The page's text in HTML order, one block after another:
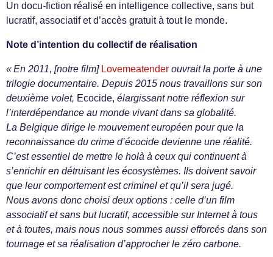
Un docu-fiction réalisé en intelligence collective, sans but
lucratif, associatif et d’accès gratuit à tout le monde.
Note d’intention du collectif de réalisation
« En 2011, [notre film] Lovemeatender ouvrait la porte à une
trilogie documentaire. Depuis 2015 nous travaillons sur son
deuxième volet, Ecocide, élargissant notre réflexion sur
l’interdépendance au monde vivant dans sa globalité.
La Belgique dirige le mouvement européen pour que la
reconnaissance du crime d’écocide devienne une réalité.
C’est essentiel de mettre le holà à ceux qui continuent à
s’enrichir en détruisant les écosystèmes. Ils doivent savoir
que leur comportement est criminel et qu’il sera jugé.
Nous avons donc choisi deux options : celle d’un film
associatif et sans but lucratif, accessible sur Internet à tous
et à toutes, mais nous nous sommes aussi efforcés dans son
tournage et sa réalisation d’approcher le zéro carbone.